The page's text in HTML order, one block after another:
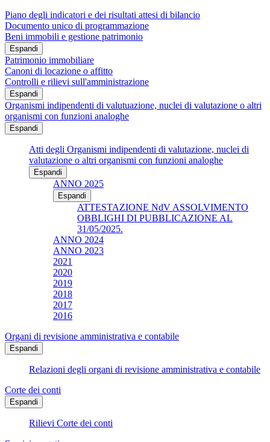
Piano degli indicatori e dei risultati attesi di bilancio
Documento unico di programmazione
Beni immobili e gestione patrimonio
Espandi
Patrimonio immobiliare
Canoni di locazione o affitto
Controlli e rilievi sull'amministrazione
Espandi
Organismi indipendenti di valutuazione, nuclei di valutazione o altri
organismi con funzioni analoghe
Espandi
Atti degli Organismi indipendenti di valutazione, nuclei di
valutazione o altri organismi con funzioni analoghe
Espandi
ANNO 2025
Espandi
ATTESTAZIONE NdV ASSOLVIMENTO
OBBLIGHI DI PUBBLICAZIONE AL
31/05/2025.
ANNO 2024
ANNO 2023
2021
2020
2019
2018
2017
2016
Organi di revisione amministrativa e contabile
Espandi
Relazioni degli organi di revisione amministrativa e contabile
Corte dei conti
Espandi
Rilievi Corte dei conti